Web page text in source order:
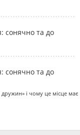
сонячно та до
сонячно та до
дружин» і чому це місце має